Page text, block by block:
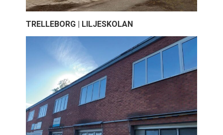
TRELLEBORG | LILJESKOLAN